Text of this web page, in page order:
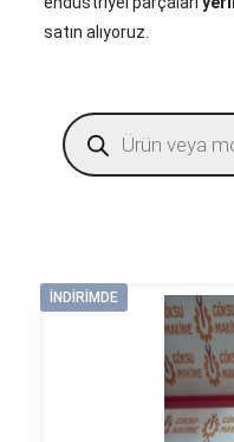
satın alıyoruz.
Products
search
İNDIRIMDE